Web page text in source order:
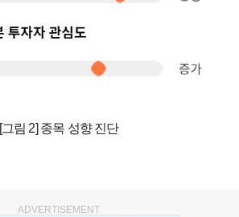
[그림 2] 종목 성향 진단
ADVERTISEMENT